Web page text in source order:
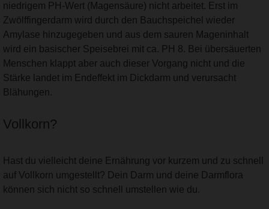
niedrigem PH-Wert (Magensäure) nicht arbeitet. Erst im
Zwölffingerdarm wird durch den Bauchspeichel wieder
Amylase hinzugegeben und aus dem sauren Mageninhalt
wird ein basischer Speisebrei mit ca. PH 8. Bei übersäuerten
Menschen klappt aber auch dieser Vorgang nicht und die
Stärke landet im Endeffekt im Dickdarm und verursacht
Blähungen.
Vollkorn?
Hast du vielleicht deine Ernährung vor kurzem und zu schnell
auf Vollkorn umgestellt? Dein Darm und deine Darmflora
können sich nicht so schnell umstellen wie du.